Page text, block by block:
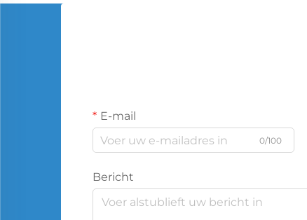
E-mail
0/100
Bericht